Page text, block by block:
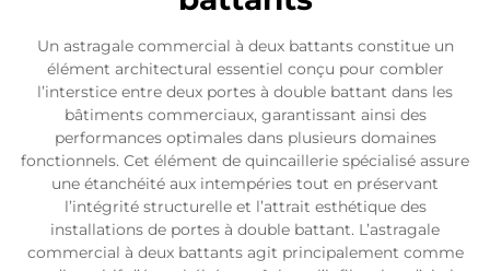
Un astragale commercial à deux battants constitue un
élément architectural essentiel conçu pour combler
l’interstice entre deux portes à double battant dans les
bâtiments commerciaux, garantissant ainsi des
performances optimales dans plusieurs domaines
fonctionnels. Cet élément de quincaillerie spécialisé assure
une étanchéité aux intempéries tout en préservant
l’intégrité structurelle et l’attrait esthétique des
installations de portes à double battant. L’astragale
commercial à deux battants agit principalement comme